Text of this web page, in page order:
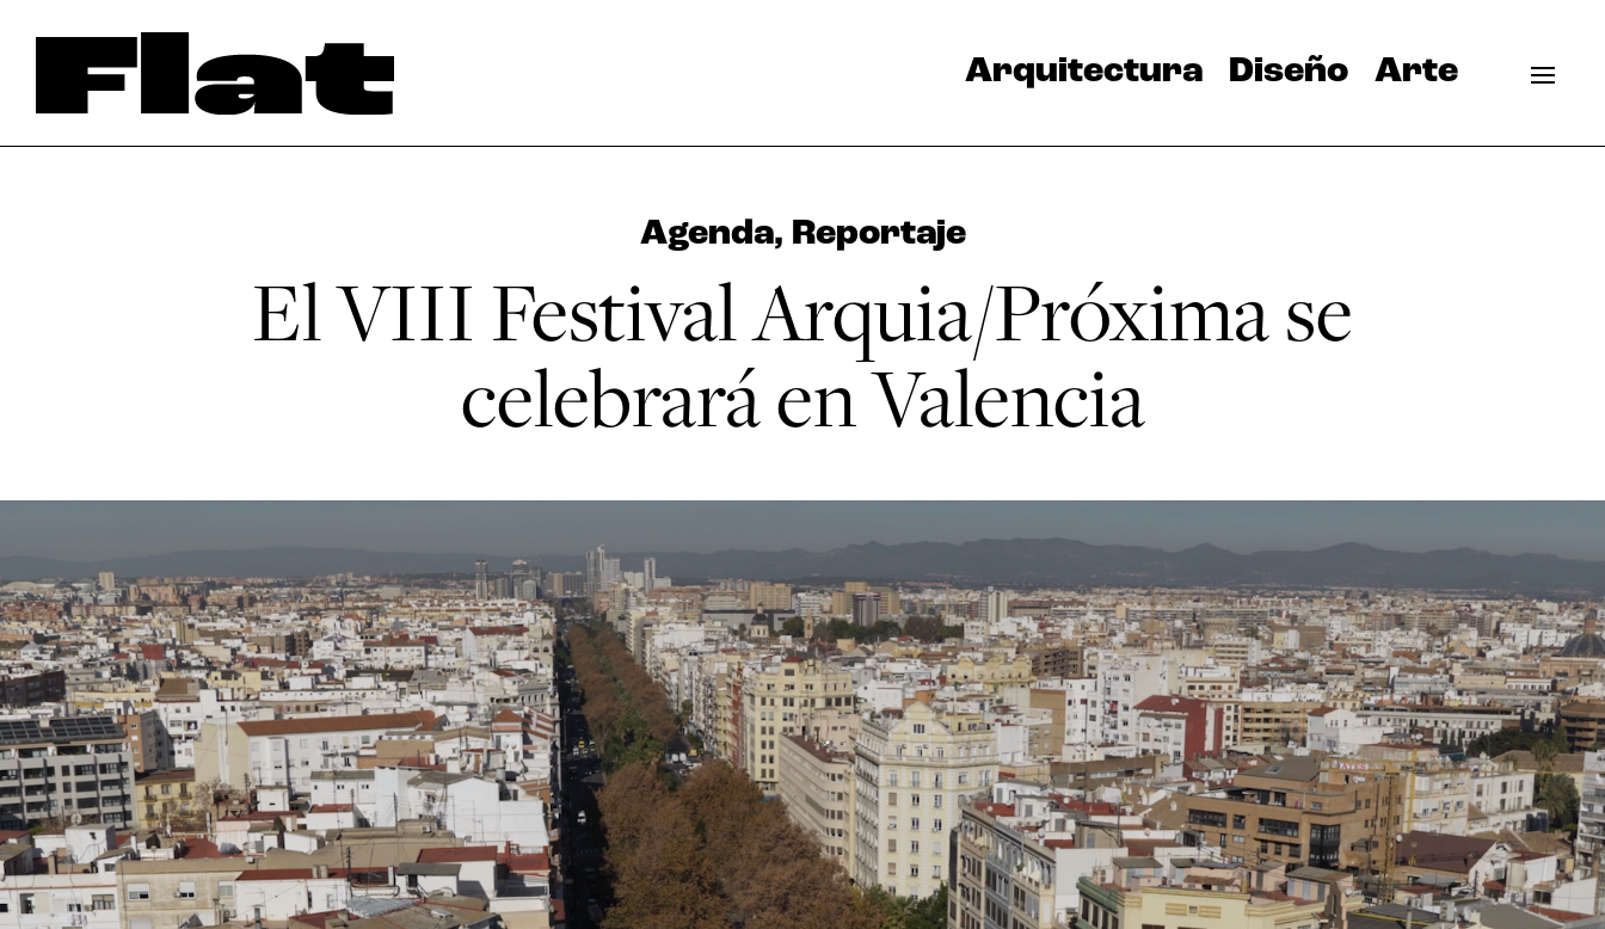
Arquitectura Diseño Arte
Agenda, Reportaje
El VIII Festival Arquia/Próxima se
celebrará en Valencia